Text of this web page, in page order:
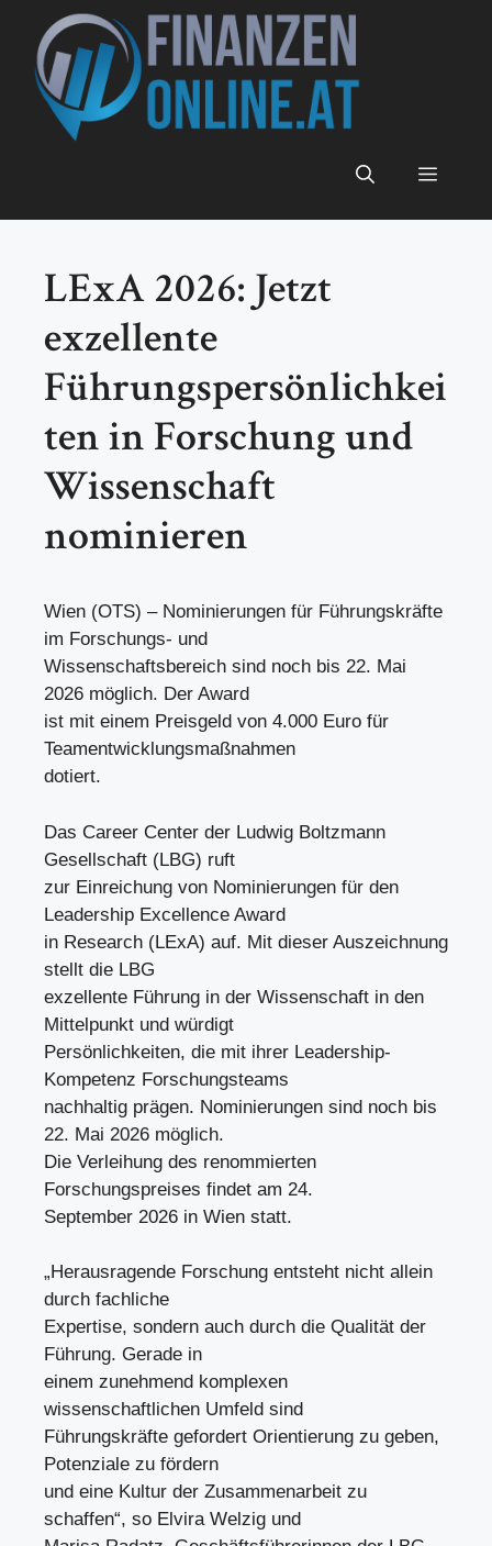
Inhalt
springen
Menü
LExA 2026: Jetzt
exzellente
Führungspersönlichkei
ten in Forschung und
Wissenschaft
nominieren
Wien (OTS) – Nominierungen für Führungskräfte
im Forschungs- und
Wissenschaftsbereich sind noch bis 22. Mai
2026 möglich. Der Award
ist mit einem Preisgeld von 4.000 Euro für
Teamentwicklungsmaßnahmen
dotiert.
Das Career Center der Ludwig Boltzmann
Gesellschaft (LBG) ruft
zur Einreichung von Nominierungen für den
Leadership Excellence Award
in Research (LExA) auf. Mit dieser Auszeichnung
stellt die LBG
exzellente Führung in der Wissenschaft in den
Mittelpunkt und würdigt
Persönlichkeiten, die mit ihrer Leadership-
Kompetenz Forschungsteams
nachhaltig prägen. Nominierungen sind noch bis
22. Mai 2026 möglich.
Die Verleihung des renommierten
Forschungspreises findet am 24.
September 2026 in Wien statt.
„Herausragende Forschung entsteht nicht allein
durch fachliche
Expertise, sondern auch durch die Qualität der
Führung. Gerade in
einem zunehmend komplexen
wissenschaftlichen Umfeld sind
Führungskräfte gefordert Orientierung zu geben,
Potenziale zu fördern
und eine Kultur der Zusammenarbeit zu
schaffen“, so Elvira Welzig und